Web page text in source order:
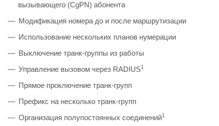
вызывающего (CgPN) абонента
Модификация номера до и после маршрутизации
Использование нескольких планов нумерации
Выключение транк-группы из работы
Управление вызовом через RADIUS1
Прямое проключение транк-групп
Префикс на несколько транк-групп
Организация полупостоянных соединений1